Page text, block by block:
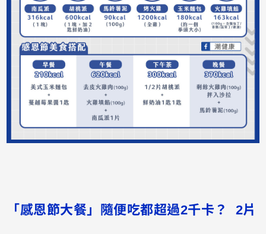
「感恩節大餐」隨便吃都超過2千卡？ 2片